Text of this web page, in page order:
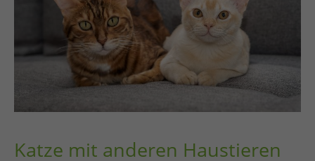
Katze mit anderen Haustieren